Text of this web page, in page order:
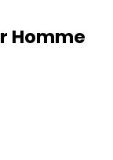
Homme